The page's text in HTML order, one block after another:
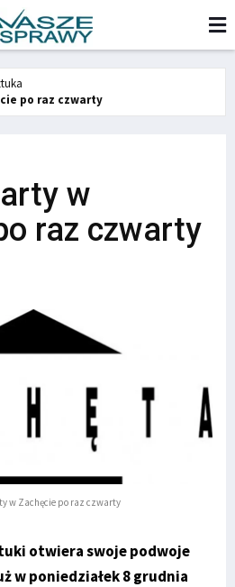
po raz czwarty
w
raz czwarty
w Zachęcie po raz czwarty
otwiera swoje podwoje
w poniedziałek 8 grudnia